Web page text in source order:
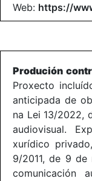
Web: https://
Produción
Proxecto
anticipada de
na Lei 13/2022,
audiovisual.
xurídico
9/2011, de 9
comunicación